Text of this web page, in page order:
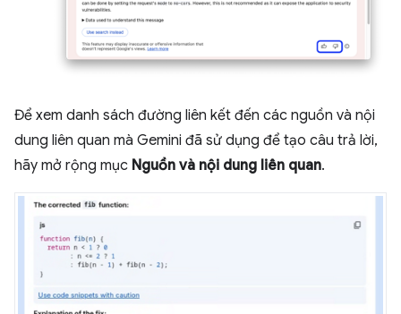
Để xem danh sách đường liên kết đến các nguồn và nội
dung liên quan mà Gemini đã sử dụng để tạo câu trả lời,
hãy mở rộng mục Nguồn và nội dung liên quan.